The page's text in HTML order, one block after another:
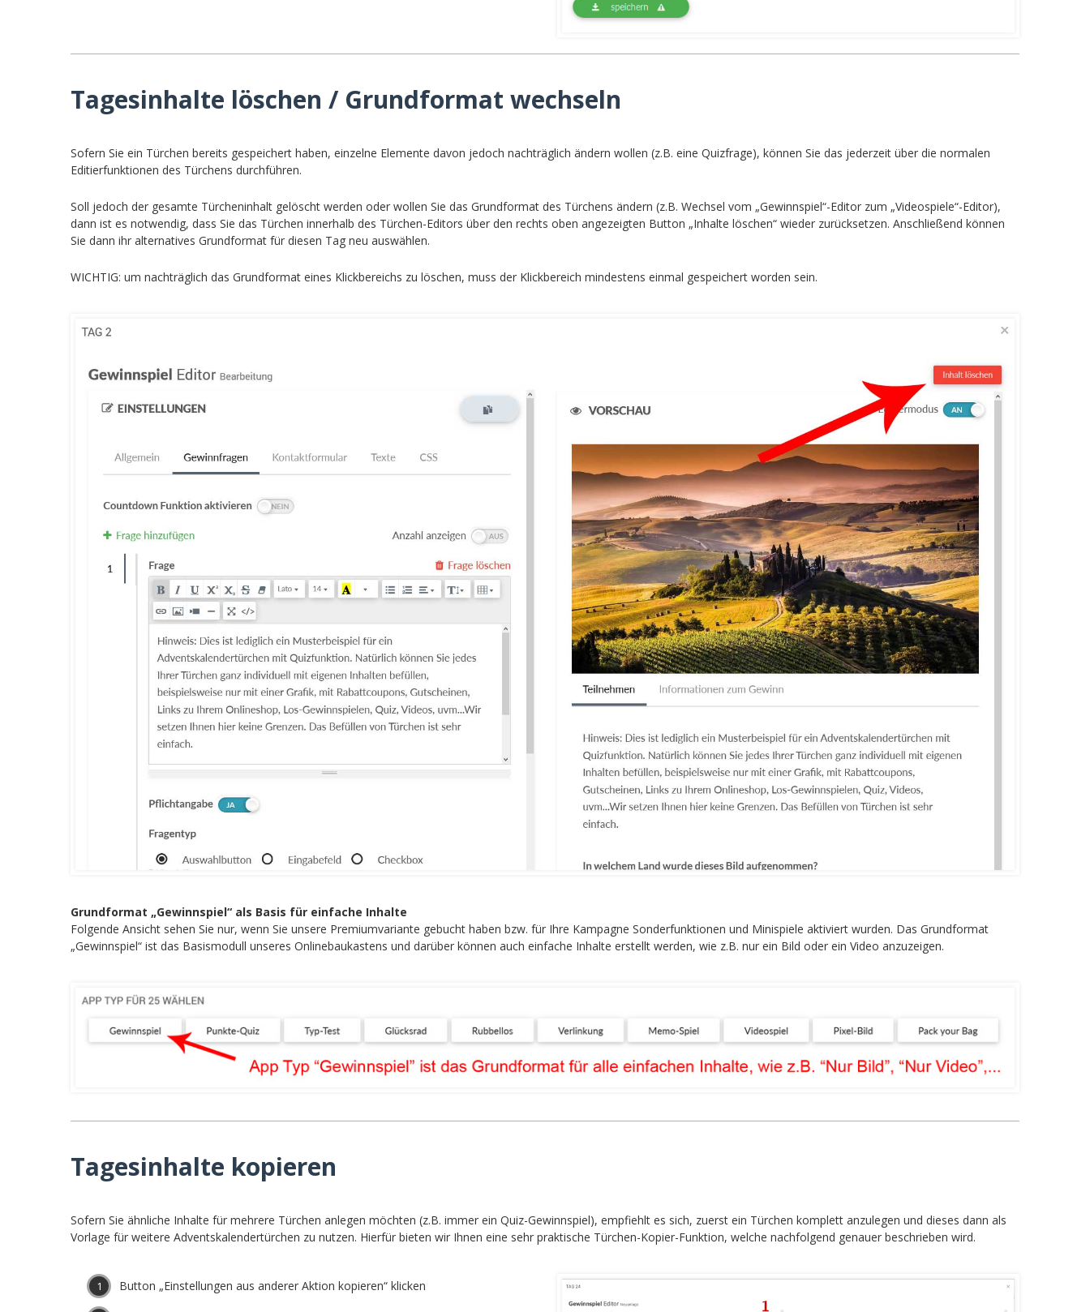
Tagesinhalte löschen / Grundformat wechseln
Sofern Sie ein Türchen bereits gespeichert haben, einzelne Elemente davon jedoch nachträglich ändern wollen (z.B. eine Quizfrage), können Sie das jederzeit über die normalen
Editierfunktionen des Türchens durchführen.
Soll jedoch der gesamte Türcheninhalt gelöscht werden oder wollen Sie das Grundformat des Türchens ändern (z.B. Wechsel vom „Gewinnspiel“-Editor zum „Videospiele“-Editor),
dann ist es notwendig, dass Sie das Türchen innerhalb des Türchen-Editors über den rechts oben angezeigten Button „Inhalte löschen“ wieder zurücksetzen. Anschließend können
Sie dann ihr alternatives Grundformat für diesen Tag neu auswählen.
WICHTIG: um nachträglich das Grundformat eines Klickbereichs zu löschen, muss der Klickbereich mindestens einmal gespeichert worden sein.
Grundformat „Gewinnspiel“ als Basis für einfache Inhalte
Folgende Ansicht sehen Sie nur, wenn Sie unsere Premiumvariante gebucht haben bzw. für Ihre Kampagne Sonderfunktionen und Minispiele aktiviert wurden. Das Grundformat
„Gewinnspiel“ ist das Basismodull unseres Onlinebaukastens und darüber können auch einfache Inhalte erstellt werden, wie z.B. nur ein Bild oder ein Video anzuzeigen.
Tagesinhalte kopieren
Sofern Sie ähnliche Inhalte für mehrere Türchen anlegen möchten (z.B. immer ein Quiz-Gewinnspiel), empfiehlt es sich, zuerst ein Türchen komplett anzulegen und dieses dann als
Vorlage für weitere Adventskalendertürchen zu nutzen. Hierfür bieten wir Ihnen eine sehr praktische Türchen-Kopier-Funktion, welche nachfolgend genauer beschrieben wird.
Button „Einstellungen aus anderer Aktion kopieren“ klicken